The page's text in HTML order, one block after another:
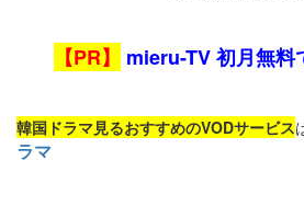
【PR】 mieru-TV 初月無料
韓国ドラマ見るおすすめのVODサービス
ラマ